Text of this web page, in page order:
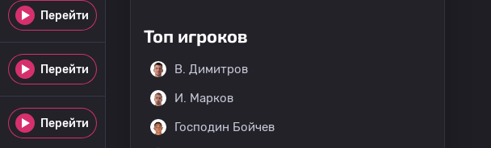
Перейти
Перейти
Перейти
Топ игроков
B. Димитров
И. Марков
Господин Бойчев